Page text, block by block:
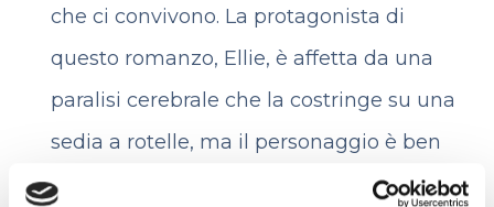
che ci convivono. La protagonista di
questo romanzo, Ellie, è affetta da una
paralisi cerebrale che la costringe su una
sedia a rotelle, ma il personaggio è ben
lontano dal lasciare che sia questo a